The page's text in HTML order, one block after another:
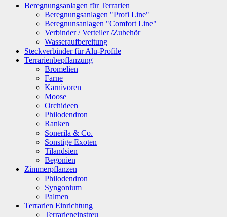
Beregnungsanlagen für Terrarien
Beregnungsanlagen "Profi Line"
Beregnunsanlagen "Comfort Line"
Verbinder / Verteiler /Zubehör
Wasseraufbereitung
Steckverbinder für Alu-Profile
Terrarienbepflanzung
Bromelien
Farne
Karnivoren
Moose
Orchideen
Philodendron
Ranken
Sonerila & Co.
Sonstige Exoten
Tilandsien
Begonien
Zimmerpflanzen
Philodendron
Syngonium
Palmen
Terrarien Einrichtung
Terrarieneinstreu